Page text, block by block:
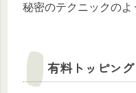
秘密のテクニックのよ
有料トッピン